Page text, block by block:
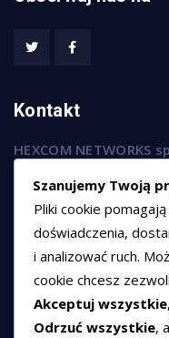
Kontakt
HEXCOM NETWORKS
ul. Marsz. Józefa
50-020 Wrocław
+48 789 594 102
sprzedaz@hexssl.pl
Dokumenty
Szanujemy Twoją
Pliki cookie
doświadczenia,
i analizować ruch.
cookie chcesz
Akceptuj wszystkie
Odrzuć wszystkie,